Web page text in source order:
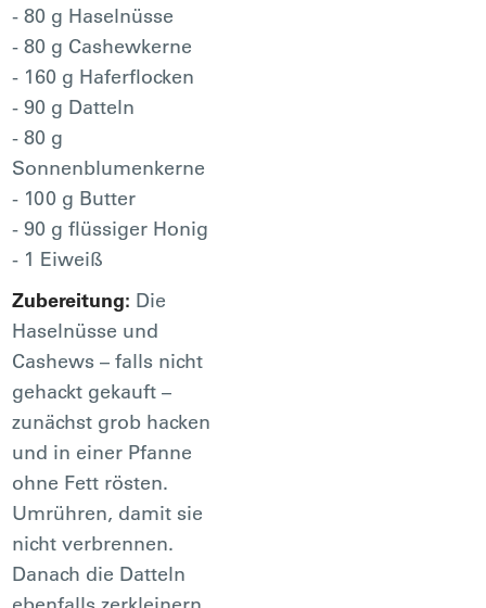
- 80 g Haselnüsse
- 80 g Cashewkerne
- 160 g Haferflocken
- 90 g Datteln
- 80 g
Sonnenblumenkerne
- 100 g Butter
- 90 g flüssiger Honig
- 1 Eiweiß
Zubereitung: Die
Haselnüsse und
Cashews – falls nicht
gehackt gekauft –
zunächst grob hacken
und in einer Pfanne
ohne Fett rösten.
Umrühren, damit sie
nicht verbrennen.
Danach die Datteln